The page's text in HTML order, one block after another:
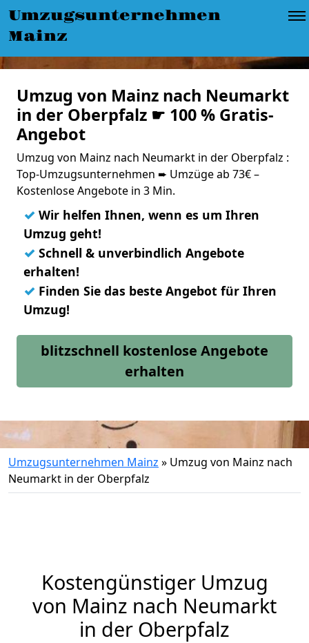
Umzugsunternehmen
Mainz
Umzug von Mainz nach Neumarkt
in der Oberpfalz ☛ 100 % Gratis-
Angebot
Umzug von Mainz nach Neumarkt in der Oberpfalz :
Top-Umzugsunternehmen ➨ Umzüge ab 73€ –
Kostenlose Angebote in 3 Min.
✓ Wir helfen Ihnen, wenn es um Ihren
Umzug geht!
✓ Schnell & unverbindlich Angebote
erhalten!
✓ Finden Sie das beste Angebot für Ihren
Umzug!
blitzschnell kostenlose Angebote
erhalten
Umzugsunternehmen Mainz » Umzug von Mainz nach
Neumarkt in der Oberpfalz
Kostengünstiger Umzug
von Mainz nach Neumarkt
in der Oberpfalz